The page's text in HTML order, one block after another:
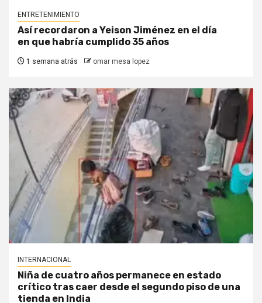
ENTRETENIMIENTO
Así recordaron a Yeison Jiménez en el día
en que habría cumplido 35 años
1 semana atrás omar mesa lopez
INTERNACIONAL
Niña de cuatro años permanece en estado
crítico tras caer desde el segundo piso de una
tienda en India